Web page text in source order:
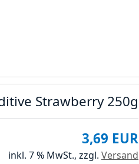
Strawberry 250g
3,69 EUR
inkl. 7 % MwSt., zzgl. Versand